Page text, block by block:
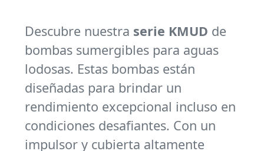
Descubre nuestra serie KMUD de
bombas sumergibles para aguas
lodosas. Estas bombas están
diseñadas para brindar un
rendimiento excepcional incluso en
condiciones desafiantes. Con un
impulsor y cubierta altamente